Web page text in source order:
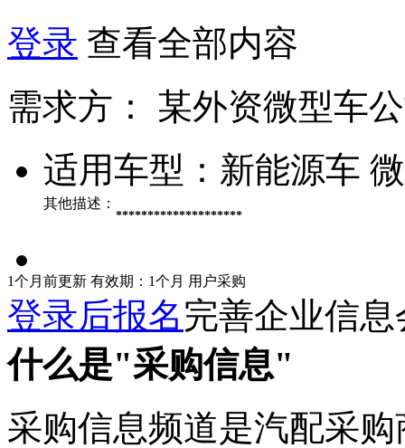
登录 查看全部内容
需求方：
某外资微型车
适用车型： 新能源车
其他描述：
********************
1个月前更新 有效期：1个月 用户采购
登录后报名完善企业信
什么是"采购信息"
采购信息频道是汽配采